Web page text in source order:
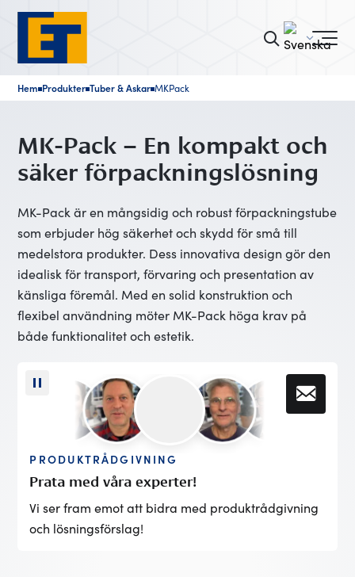
Hem■Produkter■Tuber & Askar■MKPack
MK-Pack – En kompakt och
säker förpackningslösning
MK-Pack är en mångsidig och robust förpackningstube
som erbjuder hög säkerhet och skydd för små till
medelstora produkter. Dess innovativa design gör den
idealisk för transport, förvaring och presentation av
känsliga föremål. Med en solid konstruktion och
flexibel användning möter MK-Pack höga krav på
både funktionalitet och estetik.
PRODUKTRÅDGIVNING
Prata med våra experter!
Vi ser fram emot att bidra med produktrådgivning
och lösningsförslag!